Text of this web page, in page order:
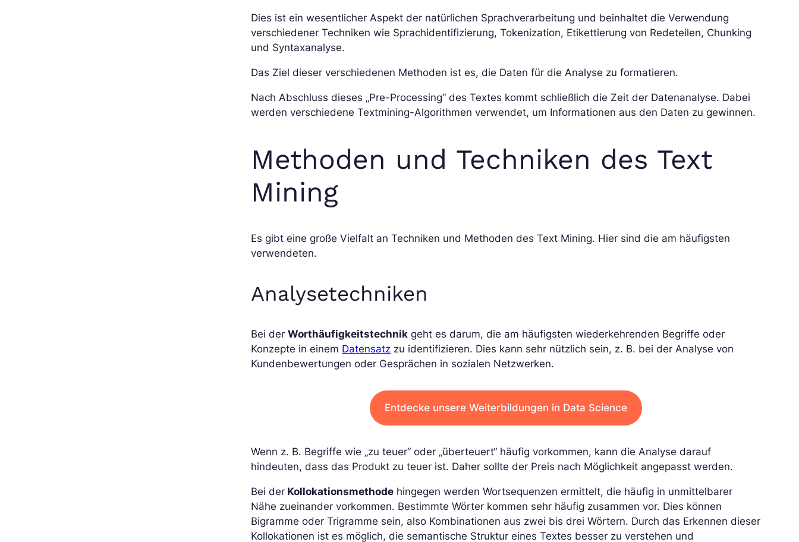
Dies ist ein wesentlicher Aspekt der natürlichen Sprachverarbeitung und beinhaltet die Verwendung
verschiedener Techniken wie Sprachidentifizierung, Tokenization, Etikettierung von Redeteilen, Chunking
und Syntaxanalyse.
Das Ziel dieser verschiedenen Methoden ist es, die Daten für die Analyse zu formatieren.
Nach Abschluss dieses „Pre-Processing“ des Textes kommt schließlich die Zeit der Datenanalyse. Dabei
werden verschiedene Textmining-Algorithmen verwendet, um Informationen aus den Daten zu gewinnen.
Methoden und Techniken des Text
Mining
Es gibt eine große Vielfalt an Techniken und Methoden des Text Mining. Hier sind die am häufigsten
verwendeten.
Analysetechniken
Bei derWorthäufigkeitstechnik geht es darum, die am häufigsten wiederkehrenden Begriffe oder
Konzepte in einem Datensatz zu identifizieren. Dies kann sehr nützlich sein, z. B. bei der Analyse von
Kundenbewertungen oder Gesprächen in sozialen Netzwerken.
Entdecke unsere Weiterbildungen in Data Science
Wenn z. B. Begriffe wie „zu teuer“ oder „überteuert“ häufig vorkommen, kann die Analyse darauf
hindeuten, dass das Produkt zu teuer ist. Daher sollte der Preis nach Möglichkeit angepasst werden.
Bei der Kollokationsmethode hingegen werden Wortsequenzen ermittelt, die häufig in unmittelbarer
Nähe zueinander vorkommen. Bestimmte Wörter kommen sehr häufig zusammen vor. Dies können
Bigramme oder Trigramme sein, also Kombinationen aus zwei bis drei Wörtern. Durch das Erkennen dieser
Kollokationen ist es möglich, die semantische Struktur eines Textes besser zu verstehen und